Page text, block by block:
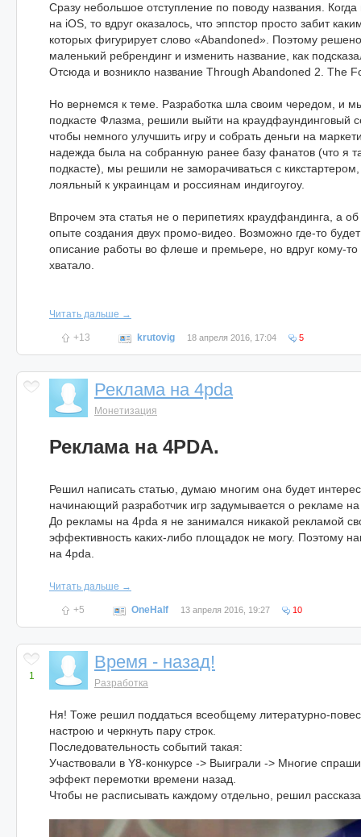
Сразу небольшое отступление по поводу названия.
на iOS, то вдруг оказалось, что эппстор просто забит
которых фигурирует слово «Abandoned». Поэтому
маленький ребрендинг и изменить название, как
Отсюда и возникло название Through Abandoned 2. The
Но вернемся к теме. Разработка шла своим чередом, и
подкасте Флазма, решили выйти на краудфаундинговый
чтобы немного улучшить игру и собрать деньги на
надежда была на собранную ранее базу фанатов (что я
подкасте), мы решили не заморачиваться с
лояльный к украинцам и россиянам индигоугоу.
Впрочем эта статья не о перипетиях краудфандинга, а
опыте создания двух промо-видео. Возможно где-то
описание работы во флеше и премьере, но вдруг кому-то
хватало.
Читать дальше →
+13 krutovig 18 апреля 2016, 17:04 5
Реклама на 4pda
Монетизация
Реклама на 4PDA.
Решил написать статью, думаю многим она будет
начинающий разработчик игр задумывается о рекламе
До рекламы на 4pda я не занимался никакой рекламой
эффективность каких-либо площадок не могу. Поэтому
на 4pda.
Читать дальше →
+5 OneHalf 13 апреля 2016, 19:27 10
Время - назад!
1
Разработка
Ня! Тоже решил поддаться всеобщему литературно-
настрою и черкнуть пару строк.
Последовательность событий такая:
Участвовали в Y8-конкурсе -> Выиграли -> Многие
эффект перемотки времени назад.
Чтобы не расписывать каждому отдельно, решил